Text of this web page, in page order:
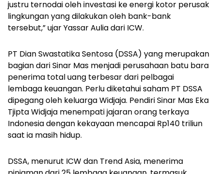
justru ternodai oleh investasi ke energi kotor perusak
lingkungan yang dilakukan oleh bank-bank
tersebut,” ujar Yassar Aulia dari ICW.
PT Dian Swastatika Sentosa (DSSA) yang merupakan
bagian dari Sinar Mas menjadi perusahaan batu bara
penerima total uang terbesar dari pelbagai
lembaga keuangan. Perlu diketahui saham PT DSSA
dipegang oleh keluarga Widjaja. Pendiri Sinar Mas Eka
Tjipta Widjaja menempati jajaran orang terkaya
Indonesia dengan kekayaan mencapai Rp140 triliun
saat ia masih hidup.
DSSA, menurut ICW dan Trend Asia, menerima